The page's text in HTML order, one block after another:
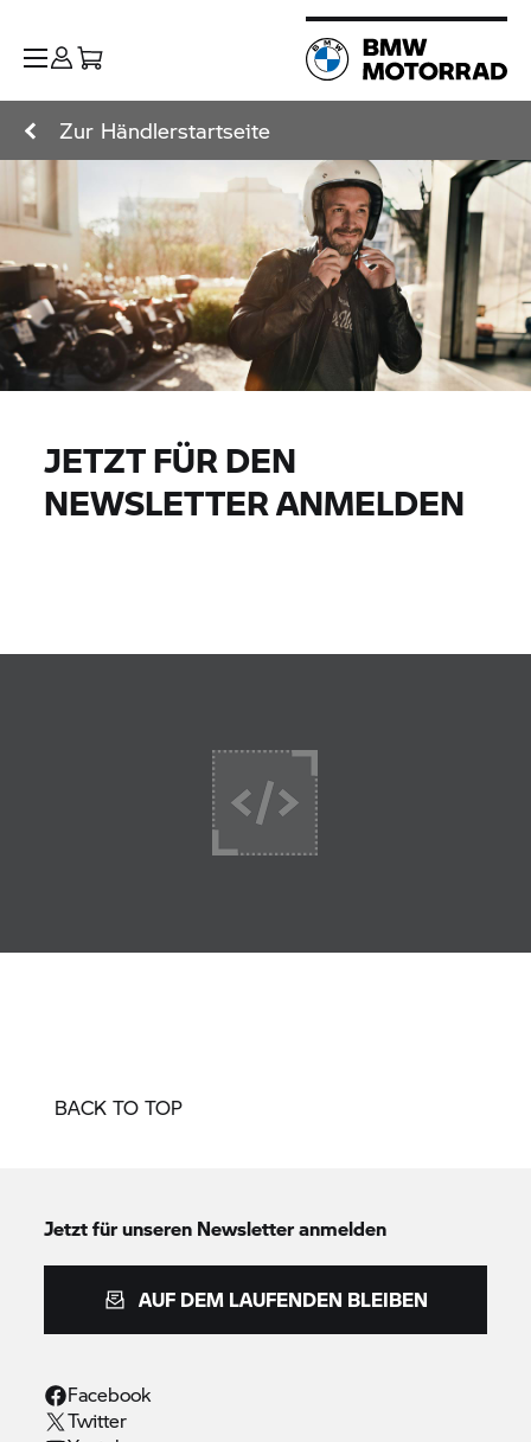
Zur Händlerstartseite
JETZT FÜR DEN
NEWSLETTER ANMELDEN
BACK TO TOP
Jetzt für unseren Newsletter anmelden
AUF DEM LAUFENDEN BLEIBEN
Facebook
Twitter